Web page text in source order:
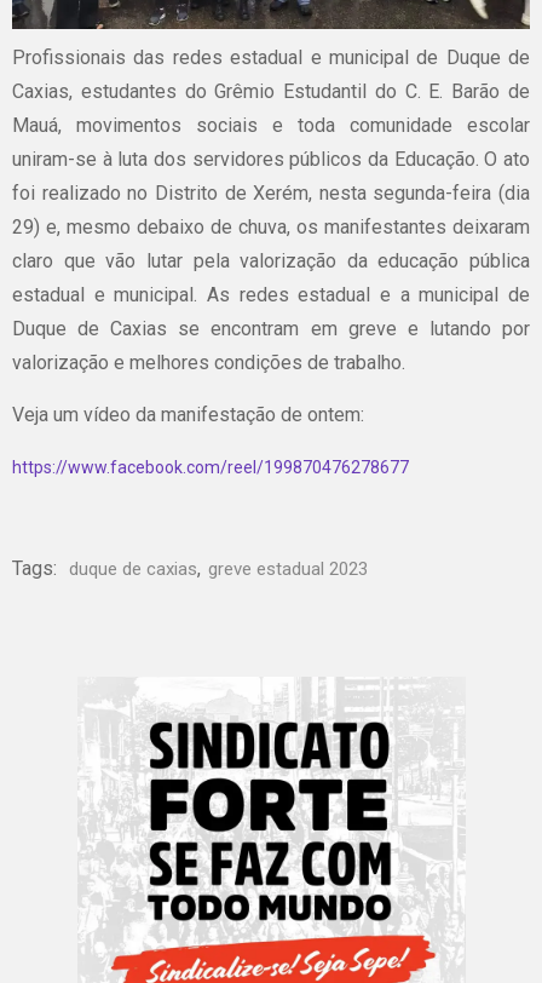
Profissionais das redes estadual e municipal de Duque de
Caxias, estudantes do Grêmio Estudantil do C. E. Barão de
Mauá, movimentos sociais e toda comunidade escolar
uniram-se à luta dos servidores públicos da Educação. O ato
foi realizado no Distrito de Xerém, nesta segunda-feira (dia
29) e, mesmo debaixo de chuva, os manifestantes deixaram
claro que vão lutar pela valorização da educação pública
estadual e municipal. As redes estadual e a municipal de
Duque de Caxias se encontram em greve e lutando por
valorização e melhores condições de trabalho.
Veja um vídeo da manifestação de ontem:
https://www.facebook.com/reel/199870476278677
Tags: duque de caxias, greve estadual 2023